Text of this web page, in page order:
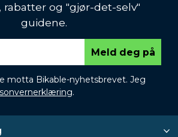
og "gjør-det-selv"
guidene.
Meld deg på
motta Bikable-nyhetsbrevet. Jeg
.